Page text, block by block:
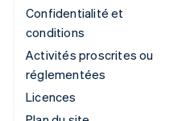
Confidentialité et
conditions
Activités proscrites ou
réglementées
Licences